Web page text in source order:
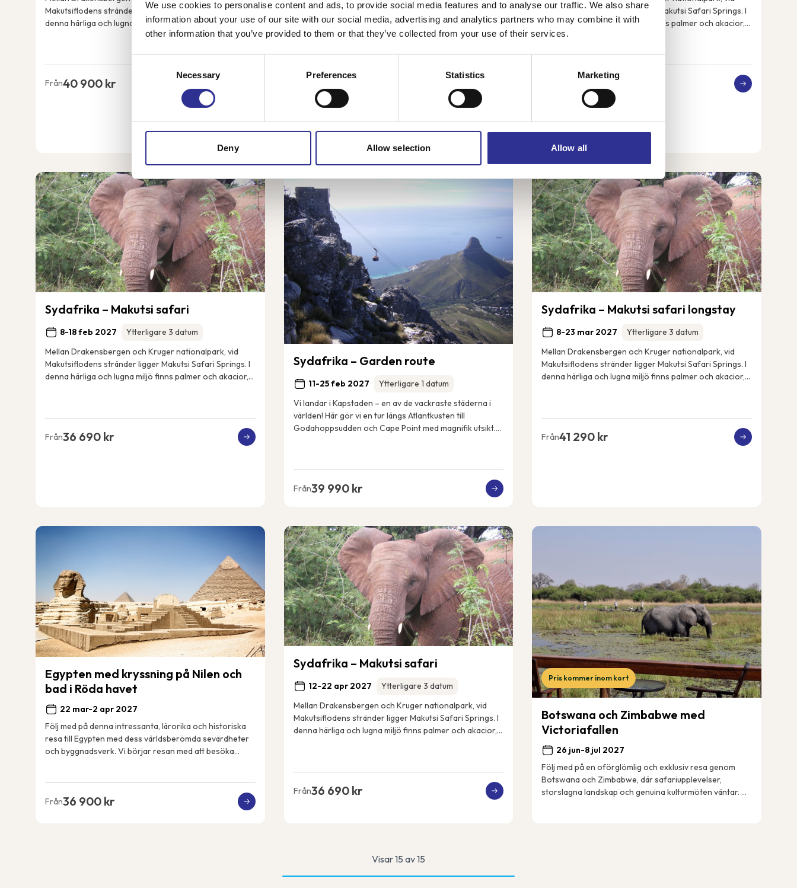
We use cookies to personalise content and ads, to provide social media features and to analyse our traffic. We also share
information about your use of our site with our social media, advertising and analytics partners who may combine it with
other information that you’ve provided to them or that they’ve collected from your use of their services.
Necessary Preferences Statistics Marketing
Deny Allow selection Allow all
Makutsiflodens stränder ligger Makutsi Safari Springs. I
denna härliga och lugna miljö finns palmer och akacior,
flodhästar, elefanter, noshörningar, ...
Från40 900 kr
Sydafrika – Garden route över nyår
28 dec-11 jan 2026-2027
Ytterligare 1 datum
Godahoppsudden och Cape Point med magnifik utsikt.
Vi besöker Robben Island, fängelset dä...
Från46 990 kr
Makutsiflodens stränder ligger Makutsi Safari Springs. I
denna härliga och lugna miljö finns palmer och akacior,
flodhästar, elefanter, noshörningar, ...
41 290 kr
Sydafrika – Makutsi safari
8-18 feb 2027
Ytterligare 3 datum
Mellan Drakensbergen och Kruger nationalpark, vid
Makutsiflodens stränder ligger Makutsi Safari Springs. I
denna härliga och lugna miljö finns palmer och akacior,
Från36 690 kr
Sydafrika – Garden route
11-25 feb 2027
Ytterligare 1 datum
Vi landar i Kapstaden – en av de vackraste städerna i
världen! Här gör vi en tur längs Atlantkusten till
Godahoppsudden och Cape Point med magnifik utsikt.
Från39 990 kr
Sydafrika – Makutsi safari longstay
8-23 mar 2027
Ytterligare 3 datum
Mellan Drakensbergen och Kruger nationalpark, vid
Makutsiflodens stränder ligger Makutsi Safari Springs. I
denna härliga och lugna miljö finns palmer och akacior,
Från41 290 kr
Egypten med kryssning på Nilen och
bad i Röda havet
22 mar-2 apr 2027
Följ med på denna intressanta, lärorika och historiska
resa till Egypten med dess världsberömda sevärdheter
och byggnadsverk. Vi börjar resan med att besöka
Från36 900 kr
Sydafrika – Makutsi safari
12-22 apr 2027
Ytterligare 3 datum
Mellan Drakensbergen och Kruger nationalpark, vid
Makutsiflodens stränder ligger Makutsi Safari Springs. I
denna härliga och lugna miljö finns palmer och akacior,
Från36 690 kr
Pris kommer inom kort
Botswana och Zimbabwe med
Victoriafallen
26 jun-8 jul 2027
Följ med på en oförglömlig och exklusiv resa genom
Botswana och Zimbabwe, där safariupplevelser,
storslagna landskap och genuina kulturmöten väntar. Vi
Visar 15 av 15